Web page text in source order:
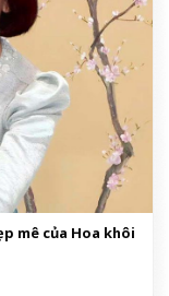
mê của Hoa khôi